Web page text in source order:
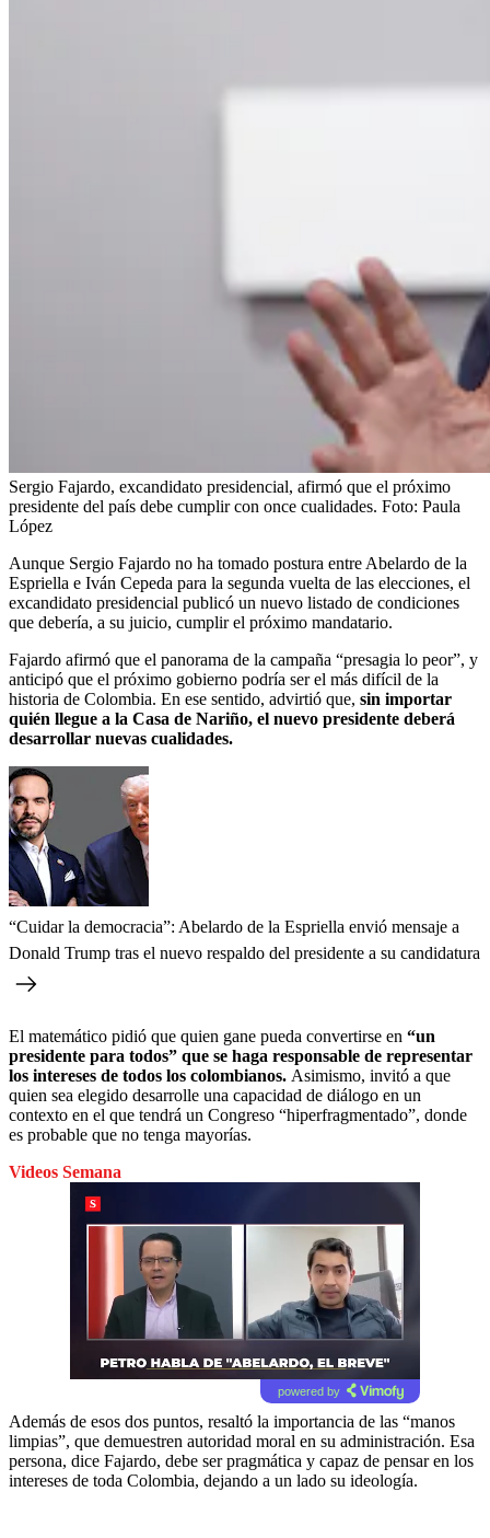
Sergio Fajardo, excandidato presidencial, afirmó que el próximo
presidente del país debe cumplir con once cualidades. Foto: Paula
López
Aunque Sergio Fajardo no ha tomado postura entre Abelardo de la
Espriella e Iván Cepeda para la segunda vuelta de las elecciones, el
excandidato presidencial publicó un nuevo listado de condiciones
que debería, a su juicio, cumplir el próximo mandatario.
Fajardo afirmó que el panorama de la campaña “presagia lo peor”, y
anticipó que el próximo gobierno podría ser el más difícil de la
historia de Colombia. En ese sentido, advirtió que, sin importar
quién llegue a la Casa de Nariño, el nuevo presidente deberá
desarrollar nuevas cualidades.
“Cuidar la democracia”: Abelardo de la Espriella envió mensaje a
Donald Trump tras el nuevo respaldo del presidente a su candidatura
El matemático pidió que quien gane pueda convertirse en “un
presidente para todos” que se haga responsable de representar
los intereses de todos los colombianos. Asimismo, invitó a que
quien sea elegido desarrolle una capacidad de diálogo en un
contexto en el que tendrá un Congreso “hiperfragmentado”, donde
es probable que no tenga mayorías.
Videos Semana
powered by
Además de esos dos puntos, resaltó la importancia de las “manos
limpias”, que demuestren autoridad moral en su administración. Esa
persona, dice Fajardo, debe ser pragmática y capaz de pensar en los
intereses de toda Colombia, dejando a un lado su ideología.